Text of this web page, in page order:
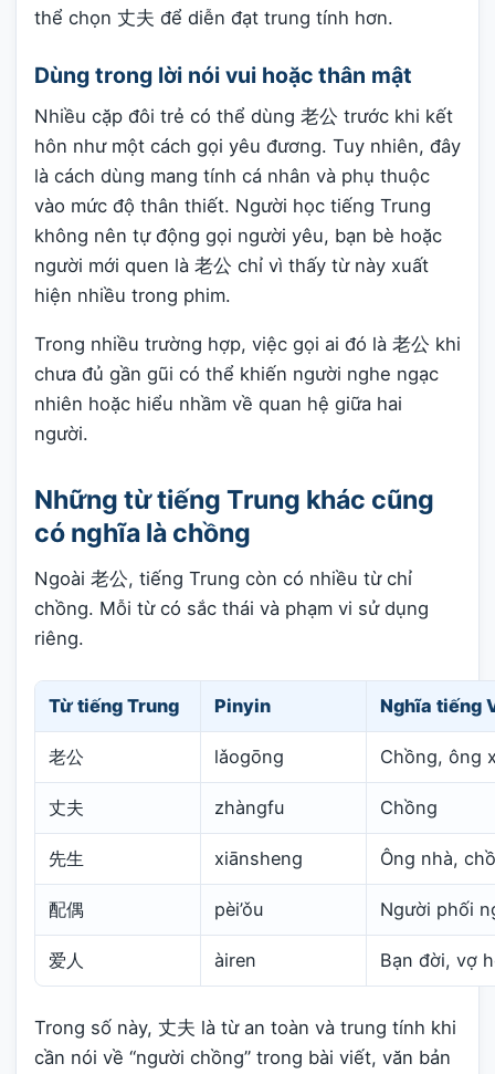
thể chọn 丈夫 để diễn đạt trung tính hơn.
Dùng trong lời nói vui hoặc thân mật
Nhiều cặp đôi trẻ có thể dùng 老公 trước khi kết
hôn như một cách gọi yêu đương. Tuy nhiên, đây
là cách dùng mang tính cá nhân và phụ thuộc
vào mức độ thân thiết. Người học tiếng Trung
không nên tự động gọi người yêu, bạn bè hoặc
người mới quen là 老公 chỉ vì thấy từ này xuất
hiện nhiều trong phim.
Trong nhiều trường hợp, việc gọi ai đó là 老公 khi
chưa đủ gần gũi có thể khiến người nghe ngạc
nhiên hoặc hiểu nhầm về quan hệ giữa hai
người.
Những từ tiếng Trung khác cũng
có nghĩa là chồng
Ngoài 老公, tiếng Trung còn có nhiều từ chỉ
chồng. Mỗi từ có sắc thái và phạm vi sử dụng
riêng.
Từ tiếng Trung Pinyin Nghĩa tiếng
老公 lǎogōng Chồng, ông
丈夫 zhàngfu Chồng
先生 xiānsheng Ông nhà,
配偶 pèi’ǒu Người phối
爱人 àiren Bạn đời, vợ
Trong số này, 丈夫 là từ an toàn và trung tính khi
cần nói về “người chồng” trong bài viết, văn bản